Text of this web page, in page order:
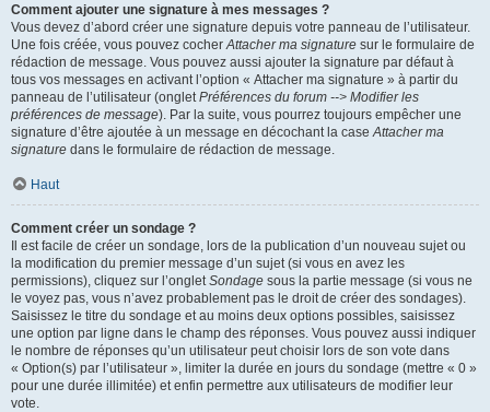
Comment ajouter une signature à mes messages ?
Vous devez d’abord créer une signature depuis votre panneau de l’utilisateur.
Une fois créée, vous pouvez cocherAttacher ma signature sur le formulaire de
rédaction de message. Vous pouvez aussi ajouter la signature par défaut à
tous vos messages en activant l’option « Attacher ma signature » à partir du
panneau de l’utilisateur (ongletPréférences du forum --> Modifier les
préférences de message). Par la suite, vous pourrez toujours empêcher une
signature d’être ajoutée à un message en décochant la caseAttacher ma
signature dans le formulaire de rédaction de message.
Haut
Comment créer un sondage ?
Il est facile de créer un sondage, lors de la publication d’un nouveau sujet ou
la modification du premier message d’un sujet (si vous en avez les
permissions), cliquez sur l’ongletSondage sous la partie message (si vous ne
le voyez pas, vous n’avez probablement pas le droit de créer des sondages).
Saisissez le titre du sondage et au moins deux options possibles, saisissez
une option par ligne dans le champ des réponses. Vous pouvez aussi indiquer
le nombre de réponses qu’un utilisateur peut choisir lors de son vote dans
« Option(s) par l’utilisateur », limiter la durée en jours du sondage (mettre « 0 »
pour une durée illimitée) et enfin permettre aux utilisateurs de modifier leur
vote.